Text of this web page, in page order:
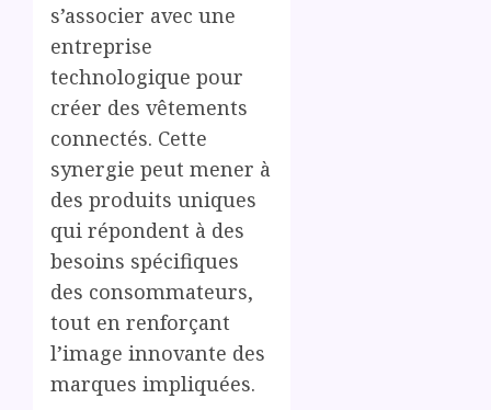
s’associer avec une
entreprise
technologique pour
créer des vêtements
connectés. Cette
synergie peut mener à
des produits uniques
qui répondent à des
besoins spécifiques
des consommateurs,
tout en renforçant
l’image innovante des
marques impliquées.